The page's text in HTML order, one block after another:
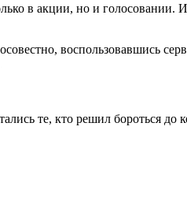
в акции, но и голосовании. И
воспользовавшись
те, кто решил бороться до